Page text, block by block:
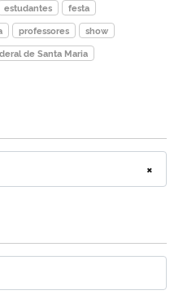
estudantes
festa
professores
show
de Santa Maria
×